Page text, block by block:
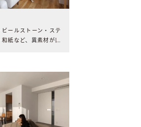
ールストーン・ステ
紙など、異素材が同